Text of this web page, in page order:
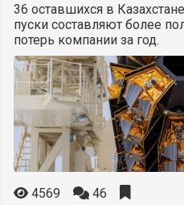
36 оставшихся в
пуски составляют более
потерь компании за год.
4569 46